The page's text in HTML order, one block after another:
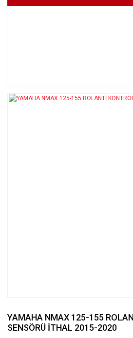
YAMAHA NMAX 125-155
SENSÖRÜ İTHAL 2015-2020